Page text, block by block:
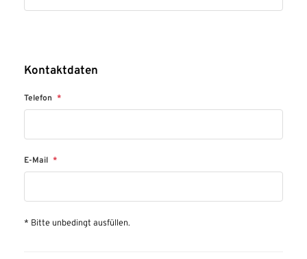
Kontaktdaten
Telefon *
E-Mail *
* Bitte unbedingt ausfüllen.